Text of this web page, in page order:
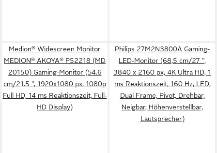
Medion® Widescreen Monitor
MEDION® AKOYA® P52218 (MD
20150) Gaming-Monitor (54.6
cm/21.5 ", 1920x1080 px, 1080p
Full HD, 14 ms Reaktionszeit, Full-
HD Display)
Philips 27M2N3800A Gaming-
LED-Monitor (68,5 cm/27 ",
3840 x 2160 px, 4K Ultra HD, 1
ms Reaktionszeit, 160 Hz, LED,
Dual Frame, Pivot, Drehbar,
Neigbar, Höhenverstellbar,
Lautsprecher)